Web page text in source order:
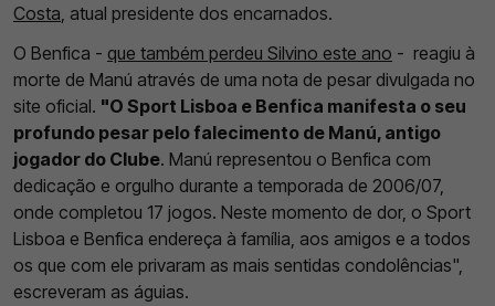
Costa, atual presidente dos encarnados.
O Benfica - que também perdeu Silvino este ano - reagiu à
morte de Manú através de uma nota de pesar divulgada no
site oficial. "O Sport Lisboa e Benfica manifesta o seu
profundo pesar pelo falecimento de Manú, antigo
jogador do Clube. Manú representou o Benfica com
dedicação e orgulho durante a temporada de 2006/07,
onde completou 17 jogos. Neste momento de dor, o Sport
Lisboa e Benfica endereça à família, aos amigos e a todos
os que com ele privaram as mais sentidas condolências",
escreveram as águias.